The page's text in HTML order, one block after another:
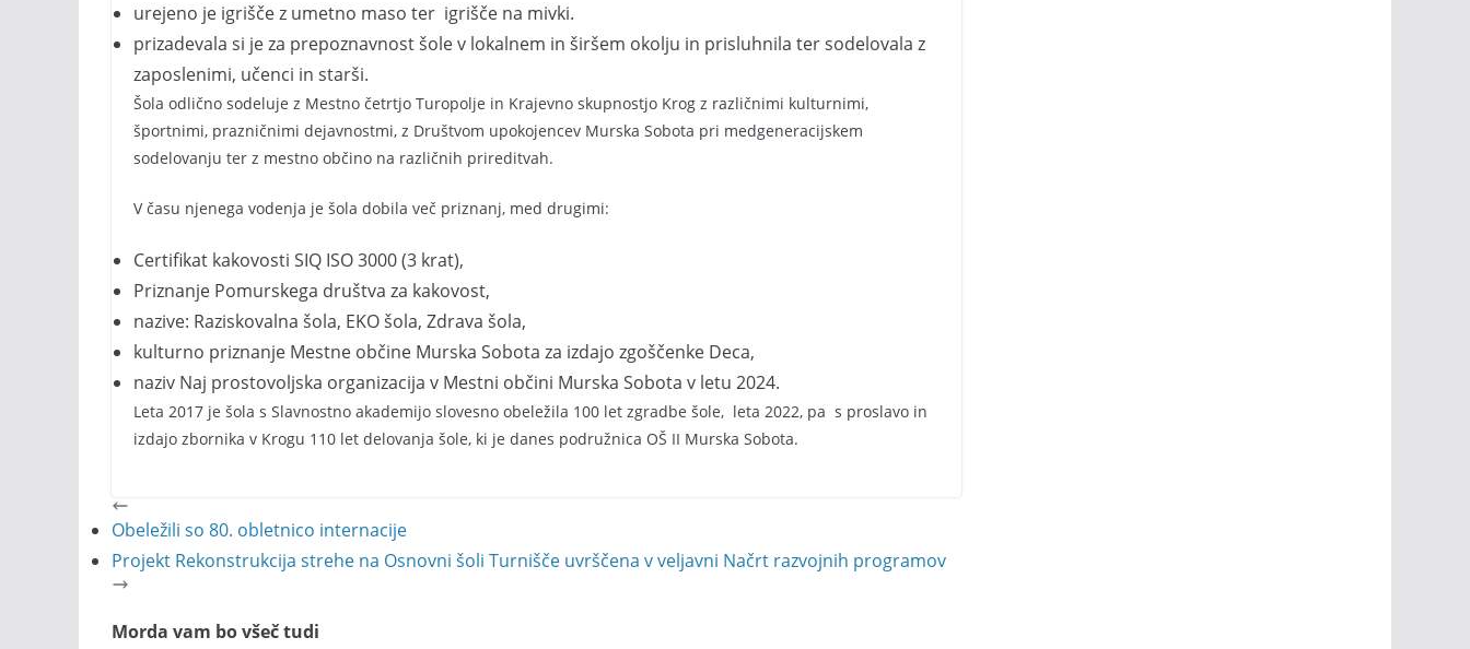
urejeno je igrišče z umetno maso ter igrišče na mivki.
prizadevala si je za prepoznavnost šole v lokalnem in širšem okolju in prisluhnila ter sodelovala z
zaposlenimi, učenci in starši.
Šola odlično sodeluje z Mestno četrtjo Turopolje in Krajevno skupnostjo Krog z različnimi kulturnimi,
športnimi, prazničnimi dejavnostmi, z Društvom upokojencev Murska Sobota pri medgeneracijskem
sodelovanju ter z mestno občino na različnih prireditvah.
V času njenega vodenja je šola dobila več priznanj, med drugimi:
Certifikat kakovosti SIQ ISO 3000 (3 krat),
Priznanje Pomurskega društva za kakovost,
nazive: Raziskovalna šola, EKO šola, Zdrava šola,
kulturno priznanje Mestne občine Murska Sobota za izdajo zgoščenke Deca,
naziv Naj prostovoljska organizacija v Mestni občini Murska Sobota v letu 2024.
Leta 2017 je šola s Slavnostno akademijo slovesno obeležila 100 let zgradbe šole, leta 2022, pa s proslavo in
izdajo zbornika v Krogu 110 let delovanja šole, ki je danes podružnica OŠ II Murska Sobota.
Obeležili so 80. obletnico internacije
Projekt Rekonstrukcija strehe na Osnovni šoli Turnišče uvrščena v veljavni Načrt razvojnih programov
Morda vam bo všeč tudi